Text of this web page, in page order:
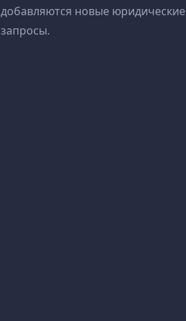
добавляются новые юридические
запросы.